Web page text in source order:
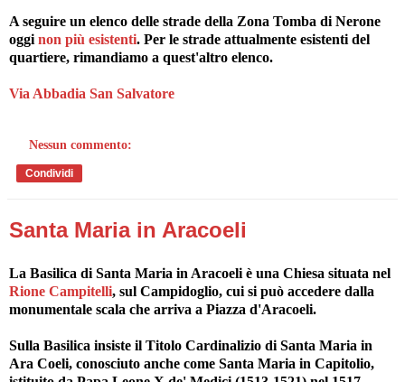
A seguire un elenco delle strade della Zona Tomba di Nerone
oggi non più esistenti. Per le strade attualmente esistenti del
quartiere, rimandiamo a quest'altro elenco.
Via Abbadia San Salvatore
Nessun commento:
Condividi
Santa Maria in Aracoeli
La Basilica di Santa Maria in Aracoeli è una Chiesa situata nel
Rione Campitelli, sul Campidoglio, cui si può accedere dalla
monumentale scala che arriva a Piazza d'Aracoeli.
Sulla Basilica insiste il Titolo Cardinalizio di Santa Maria in
Ara Coeli, conosciuto anche come Santa Maria in Capitolio,